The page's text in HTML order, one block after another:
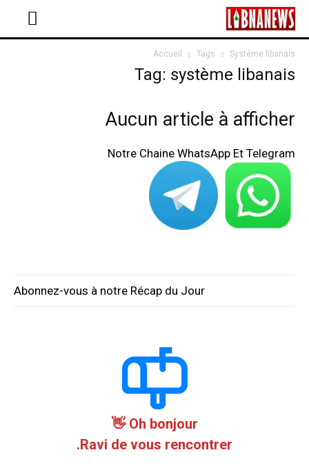
Accueil Tags Système libanais
Tag: système libanais
Aucun article à afficher
Notre Chaine WhatsApp Et Telegram
Abonnez-vous à notre Récap du Jour
Oh bonjour 👋
Ravi de vous rencontrer.